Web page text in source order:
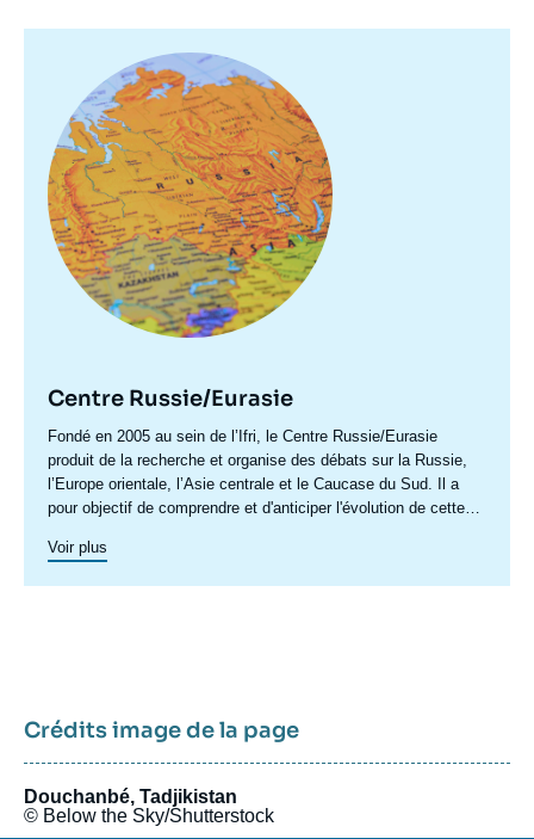
principale
Centre Russie/Eurasie
Accroche
centre
Fondé en 2005 au sein de l’Ifri, le Centre Russie/Eurasie
produit de la recherche et organise des débats sur la Russie,
l’Europe orientale, l’Asie centrale et le Caucase du Sud. Il a
pour objectif de comprendre et d'anticiper l'évolution de cette
débat public en France et en Europe, et pour aider à la décision
Voir plus
Crédits image de la page
Douchanbé, Tadjikistan
© Below the Sky/Shutterstock